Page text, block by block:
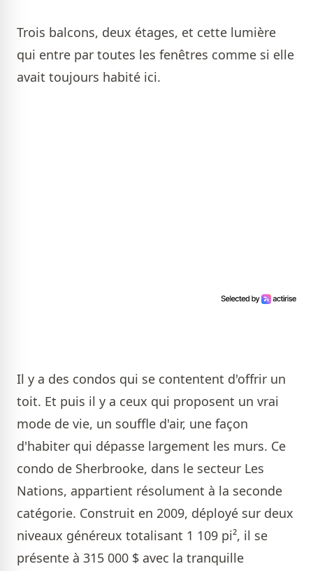
Trois balcons, deux étages, et cette lumière
qui entre par toutes les fenêtres comme si elle
avait toujours habité ici.
Il y a des condos qui se contentent d'offrir un
toit. Et puis il y a ceux qui proposent un vrai
mode de vie, un souffle d'air, une façon
d'habiter qui dépasse largement les murs. Ce
condo de Sherbrooke, dans le secteur Les
Nations, appartient résolument à la seconde
catégorie. Construit en 2009, déployé sur deux
niveaux généreux totalisant 1 109 pi², il se
présente à 315 000 $ avec la tranquille